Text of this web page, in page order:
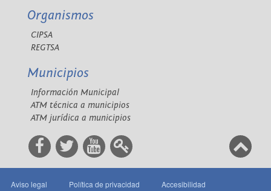
Organismos
CIPSA
REGTSA
Municipios
Información Municipal
ATM técnica a municipios
ATM jurídica a municipios
Aviso legal Política de privacidad Accesibilidad